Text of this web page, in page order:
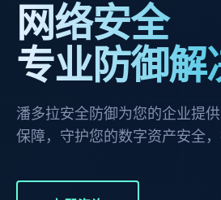
网络安全
专业防御解
潘多拉安全防御为您的企业提
保障，守护您的数字资产安全